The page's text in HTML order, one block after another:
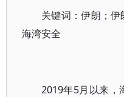
关键词：伊朗；伊
海湾安全
2019年5月以来，